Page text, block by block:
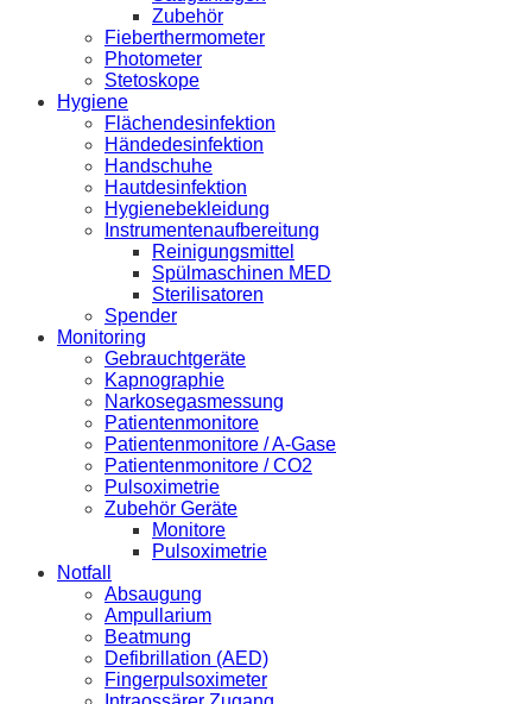
Zubehör
Fieberthermometer
Photometer
Stetoskope
Hygiene
Flächendesinfektion
Händedesinfektion
Handschuhe
Hautdesinfektion
Hygienebekleidung
Instrumentenaufbereitung
Reinigungsmittel
Spülmaschinen MED
Sterilisatoren
Spender
Monitoring
Gebrauchtgeräte
Kapnographie
Narkosegasmessung
Patientenmonitore
Patientenmonitore / A-Gase
Patientenmonitore / CO2
Pulsoximetrie
Zubehör Geräte
Monitore
Pulsoximetrie
Notfall
Absaugung
Ampullarium
Beatmung
Defibrillation (AED)
Fingerpulsoximeter